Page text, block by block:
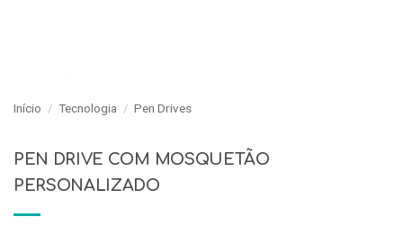
Início / Tecnologia / Pen Drives
PEN DRIVE COM MOSQUETÃO
PERSONALIZADO